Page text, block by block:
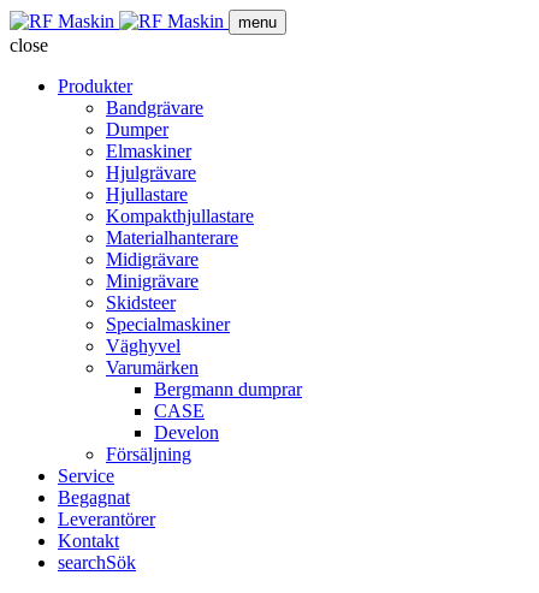
menu
close
Produkter
Bandgrävare
Dumper
Elmaskiner
Hjulgrävare
Hjullastare
Kompakthjullastare
Materialhanterare
Midigrävare
Minigrävare
Skidsteer
Specialmaskiner
Väghyvel
Varumärken
Bergmann dumprar
CASE
Develon
Försäljning
Service
Begagnat
Leverantörer
Kontakt
searchSök